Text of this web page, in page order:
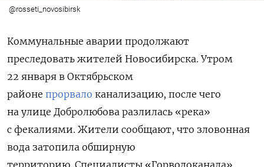
@rosseti_novosibirsk
Коммунальные аварии продолжают
преследовать жителей Новосибирска. Утром
22 января в Октябрьском
районе прорвало канализацию, после чего
на улице Добролюбова разлилась «река»
с фекалиями. Жители сообщают, что зловонная
вода затопила обширную
территорию. Специалисты «Горводоканала»